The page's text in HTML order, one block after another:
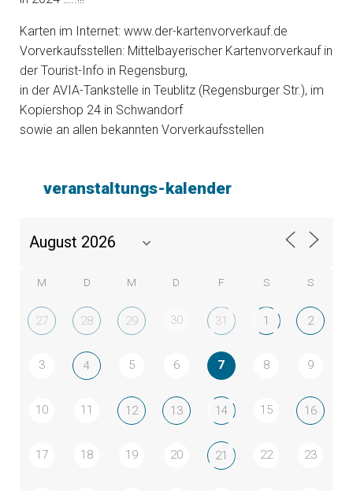
Karten im Internet: www.der-kartenvorverkauf.de
Vorverkaufsstellen: Mittelbayerischer Kartenvorverkauf in
der Tourist-Info in Regensburg,
in der AVIA-Tankstelle in Teublitz (Regensburger Str.), im
Kopiershop 24 in Schwandorf
sowie an allen bekannten Vorverkaufsstellen
veranstaltungs-kalender
M D M D F S S
27 28 29 30 31 1 2
3 4 5 6 7 8 9
10 11 12 13 14 15 16
17 18 19 20 21 22 23